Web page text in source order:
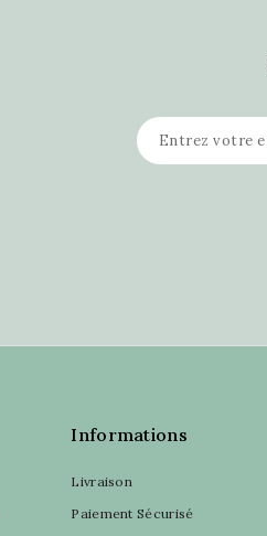
Informations
Livraison
Paiement Sécurisé